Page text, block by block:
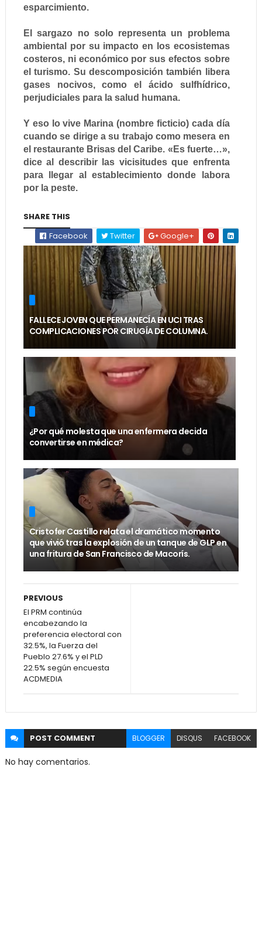
esparcimiento.
El sargazo no solo representa un problema
ambiental por su impacto en los ecosistemas
costeros, ni económico por sus efectos sobre
el turismo. Su descomposición también libera
gases nocivos, como el ácido sulfhídrico,
perjudiciales para la salud humana.
Y eso lo vive Marina (nombre ficticio) cada día
cuando se dirige a su trabajo como mesera en
el restaurante Brisas del Caribe. «Es fuerte…»,
dice al describir las vicisitudes que enfrenta
para llegar al establecimiento donde labora
por la peste.
SHARE THIS
Facebook
Twitter Google+
FALLECE JOVEN QUE PERMANECÍA EN UCI TRAS
COMPLICACIONES POR CIRUGÍA DE COLUMNA.
¿Por qué molesta que una enfermera decida
convertirse en médica?
Cristofer Castillo relata el dramático momento
que vivió tras la explosión de un tanque de GLP en
una fritura de San Francisco de Macorís.
PREVIOUS
El PRM continúa
encabezando la
preferencia electoral con
32.5%, la Fuerza del
Pueblo 27.6% y el PLD
22.5% según encuesta
ACDMEDIA
POST COMMENT BLOGGER DISQUS FACEBOOK
No hay comentarios.